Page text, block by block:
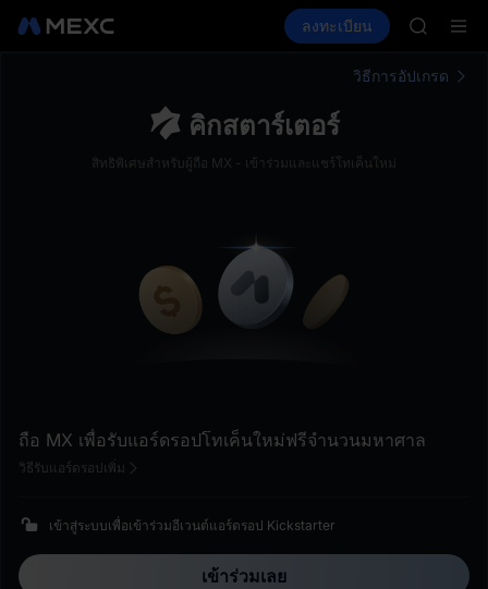
สปอต ฟิวเจอร์ส SPCX
ลงทะเบียน
SKYAI
SPCX พุ่
วิธีการอัปเกรด
คิกสตาร์เตอร์
สิทธิพิเศษสำหรับผู้ถือ MX - เข้าร่วมและแชร์โทเค็นใหม่
ถือ MX เพื่อรับแอร์ดรอปโทเค็นใหม่ฟรีจำนวนมหาศาล
วิธีรับแอร์ดรอปเพิ่ม
เข้าสู่ระบบเพื่อเข้าร่วมอีเวนต์แอร์ดรอป Kickstarter
เข้าร่วมเลย